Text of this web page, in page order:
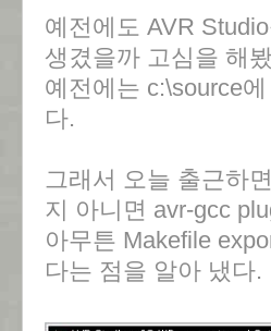
예전에도 AVR
생겼을까 고심을 해
예전에는 c:\source
다.
그래서 오늘 출근하
지 아니면 avr-gcc
아무튼 Makefile
다는 점을 알아 냈다.